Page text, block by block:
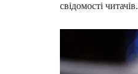
свідомості читачів.